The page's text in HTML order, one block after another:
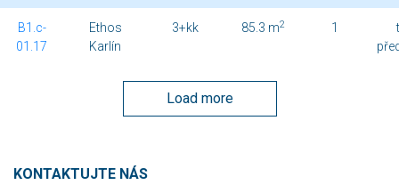
B1.c-
01.17
Ethos
Karlín
3+kk 85.3 m2 1
Load more
KONTAKTUJTE NÁS